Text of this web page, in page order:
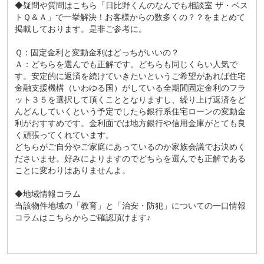
◆疑問や質問はこちら
「日比野くんのなんでも相談室 ザ・ベス
トＱ＆Ａ」 で一挙解決！お客様からの数多くの？？をまとめて
掲載しております。是非ご参考に。
Ｑ：固定金利と変動金利はどっちがいいの？
Ａ：どちらを選んでも正解です。どちらも同じくらい人気で
す。安定的に返済を続けていきたいというご希望があれば住宅
金融支援機構（いわゆる国）がしている全期間固定金利のフラ
ット３５を選択して頂くこととなりますし、繰り上げ返済をど
んどんしていくという予定でしたら銀行系住宅ローンの変動金
利がおすすめです。金利面では地方銀行や信用金庫がとても良
く頑張ってくれています。
どちらがご自分やご家庭にあっているのか家族会議でお決めく
ださいませ。好みによりますのでどちらを選んでも正解である
ことに変わりはありませんよ。
◆地域情報コラム
当該物件地域の「教育」と「治安・防犯」についての一口情報
コラムはこちらからご確認頂けます♪